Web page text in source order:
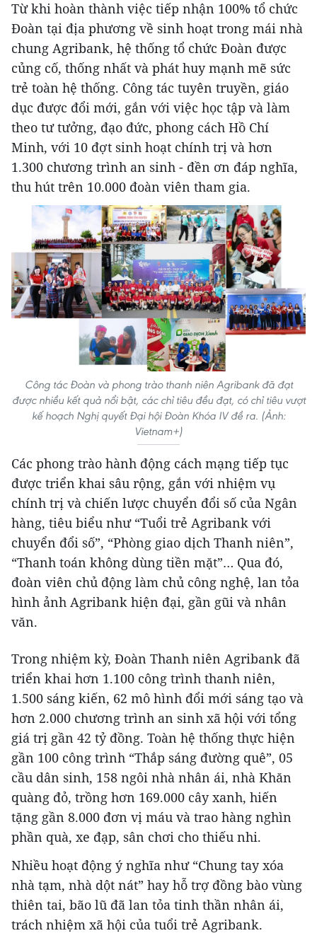
Từ khi hoàn thành việc tiếp nhận 100% tổ chức
Đoàn tại địa phương về sinh hoạt trong mái nhà
chung Agribank, hệ thống tổ chức Đoàn được
củng cố, thống nhất và phát huy mạnh mẽ sức
trẻ toàn hệ thống. Công tác tuyên truyền, giáo
dục được đổi mới, gắn với việc học tập và làm
theo tư tưởng, đạo đức, phong cách Hồ Chí
Minh, với 10 đợt sinh hoạt chính trị và hơn
1.300 chương trình an sinh - đền ơn đáp nghĩa,
thu hút trên 10.000 đoàn viên tham gia.
Công tác Đoàn và phong trào thanh niên Agribank đã đạt
được nhiều kết quả nổi bật, các chỉ tiêu đều đạt, có chỉ tiêu vượt
kế hoạch Nghị quyết Đại hội Đoàn Khóa IV đề ra. (Ảnh:
Vietnam+)
Các phong trào hành động cách mạng tiếp tục
được triển khai sâu rộng, gắn với nhiệm vụ
chính trị và chiến lược chuyển đổi số của Ngân
hàng, tiêu biểu như “Tuổi trẻ Agribank với
chuyển đổi số”, “Phòng giao dịch Thanh niên”,
“Thanh toán không dùng tiền mặt”… Qua đó,
đoàn viên chủ động làm chủ công nghệ, lan tỏa
hình ảnh Agribank hiện đại, gần gũi và nhân
văn.
Trong nhiệm kỳ, Đoàn Thanh niên Agribank đã
triển khai hơn 1.100 công trình thanh niên,
1.500 sáng kiến, 62 mô hình đổi mới sáng tạo và
hơn 2.000 chương trình an sinh xã hội với tổng
giá trị gần 42 tỷ đồng. Toàn hệ thống thực hiện
gần 100 công trình “Thắp sáng đường quê”, 05
cầu dân sinh, 158 ngôi nhà nhân ái, nhà Khăn
quàng đỏ, trồng hơn 169.000 cây xanh, hiến
tặng gần 8.000 đơn vị máu và trao hàng nghìn
phần quà, xe đạp, sân chơi cho thiếu nhi.
Nhiều hoạt động ý nghĩa như “Chung tay xóa
nhà tạm, nhà dột nát” hay hỗ trợ đồng bào vùng
thiên tai, bão lũ đã lan tỏa tinh thần nhân ái,
trách nhiệm xã hội của tuổi trẻ Agribank.